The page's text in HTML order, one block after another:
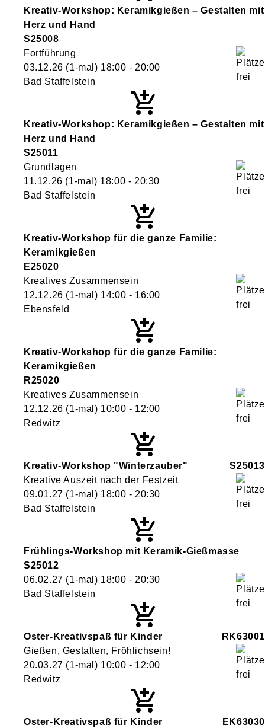
Kreativ-Workshop: Keramikgießen – Gestalten mit
Herz und Hand
S25008
Fortführung
03.12.26 (1-mal) 18:00 - 20:00
Bad Staffelstein
Kreativ-Workshop: Keramikgießen – Gestalten mit
Herz und Hand
S25011
Grundlagen
11.12.26 (1-mal) 18:00 - 20:30
Bad Staffelstein
Kreativ-Workshop für die ganze Familie:
Keramikgießen
E25020
Kreatives Zusammensein
12.12.26 (1-mal) 14:00 - 16:00
Ebensfeld
Kreativ-Workshop für die ganze Familie:
Keramikgießen
R25020
Kreatives Zusammensein
12.12.26 (1-mal) 10:00 - 12:00
Redwitz
Kreativ-Workshop "Winterzauber"
S25013
Kreative Auszeit nach der Festzeit
09.01.27 (1-mal) 18:00 - 20:30
Bad Staffelstein
Frühlings-Workshop mit Keramik-Gießmasse
S25012
06.02.27 (1-mal) 18:00 - 20:30
Bad Staffelstein
Oster-Kreativspaß für Kinder
RK63001
Gießen, Gestalten, Fröhlichsein!
20.03.27 (1-mal) 10:00 - 12:00
Redwitz
Oster-Kreativspaß für Kinder EK63030